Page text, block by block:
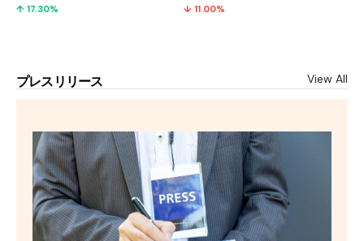
↑ 17.30% ↓ 11.00%
プレスリリース View All